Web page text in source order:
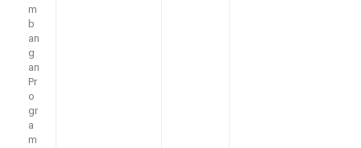
m
b
an
g
an
Pr
o
gr
a
m